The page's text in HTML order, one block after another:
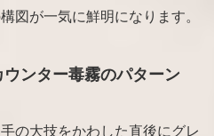
図が一気に鮮明になります。
ンター毒霧のパターン
の大技をかわした直後にグレ